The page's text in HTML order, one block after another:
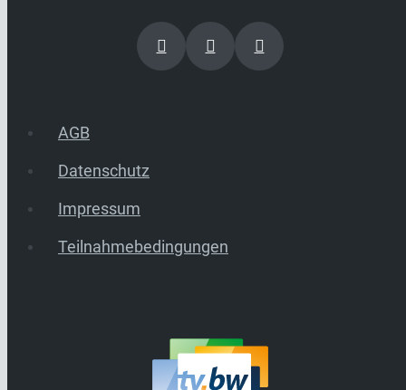
AGB
Datenschutz
Impressum
Teilnahmebedingungen